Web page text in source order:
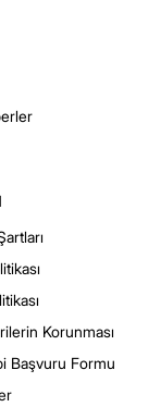
Korunması
Başvuru Formu